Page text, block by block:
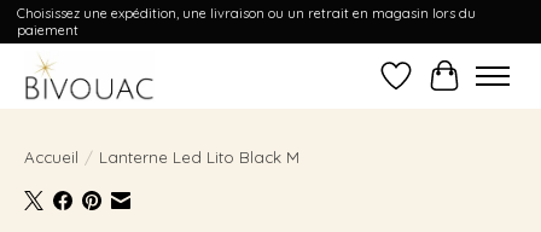
Choisissez une expédition, une livraison ou un retrait en magasin lors du
paiement
Liste dePanier
Accueil / Lanterne Led Lito Black M